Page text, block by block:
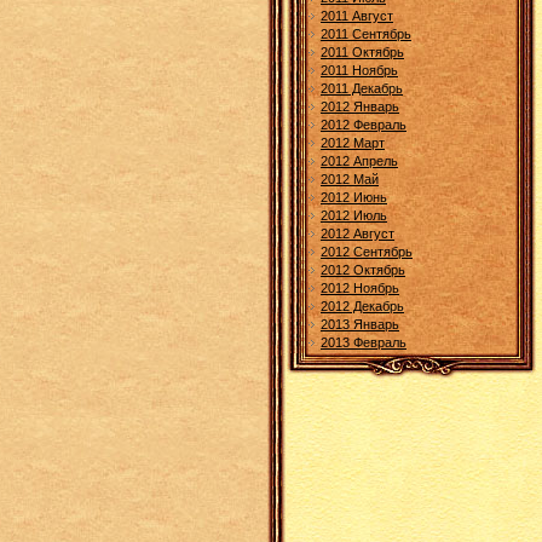
2011 Август
2011 Сентябрь
2011 Октябрь
2011 Ноябрь
2011 Декабрь
2012 Январь
2012 Февраль
2012 Март
2012 Апрель
2012 Май
2012 Июнь
2012 Июль
2012 Август
2012 Сентябрь
2012 Октябрь
2012 Ноябрь
2012 Декабрь
2013 Январь
2013 Февраль